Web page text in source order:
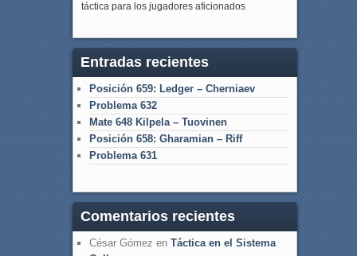
táctica para los jugadores aficionados
Entradas recientes
Posición 659: Ledger – Cherniaev
Problema 632
Mate 648 Kilpela – Tuovinen
Posición 658: Gharamian – Riff
Problema 631
Comentarios recientes
César Gómez en Táctica en el Sistema